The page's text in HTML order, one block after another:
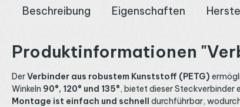
Beschreibung Eigenschaften
Produktinformationen
DerVerbinder aus robustem Kunststoff (PETG)
Winkeln 90°, 120° und 135°, bietet dieser Steckverbinder
Montage ist einfach und schnell durchführbar,